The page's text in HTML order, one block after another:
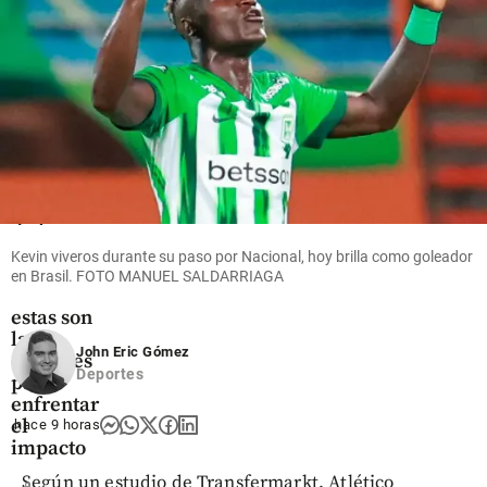
share
de las
mipymes
será más
estas son
las
opciones
para
enfrentar
el
impacto
Kevin viveros durante su paso por Nacional, hoy brilla como goleador
en Brasil. FOTO MANUEL SALDARRIAGA
John Eric Gómez
Deportes
hace 9 horas